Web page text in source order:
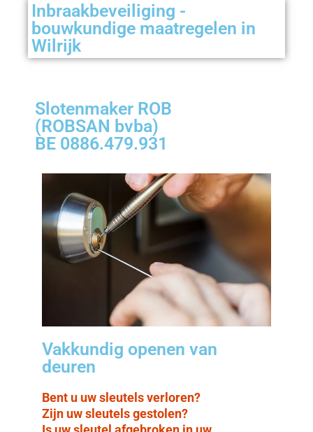
Inbraakbeveiliging -
bouwkundige maatregelen in
Wilrijk
Slotenmaker ROB
(ROBSAN bvba)
BE 0886.479.931
Vakkundig openen van
deuren
Bent u uw sleutels verloren?
Zijn uw sleutels gestolen?